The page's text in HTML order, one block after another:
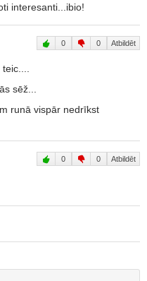
interesanti...ibio!
0 0 Atbildēt
sēž...
runā vispār nedrīkst
0 0 Atbildēt